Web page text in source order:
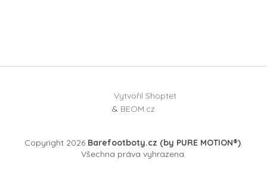
Vytvořil Shoptet
& BEOM.cz
Copyright 2026 Barefootboty.cz (by PURE MOTION®).
Všechna práva vyhrazena.